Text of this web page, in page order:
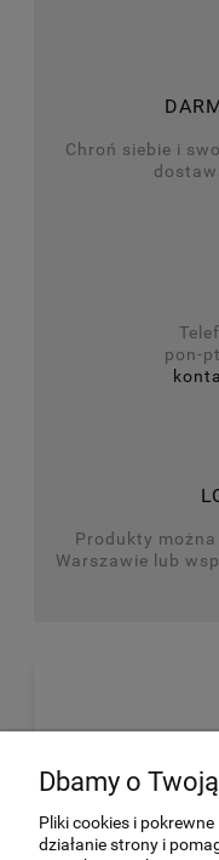
Chroń siebie i
pon-
Produkty
Warszawie lub
Dbamy o
Pliki cookies i
działanie strony i